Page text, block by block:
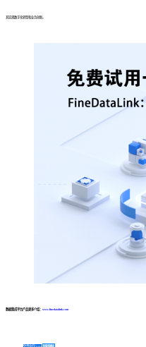
其实现数字化转型和业务创新。
数据集成平台产品更多介绍： www.finedatalink.com
免费体验Demo 咨询方案